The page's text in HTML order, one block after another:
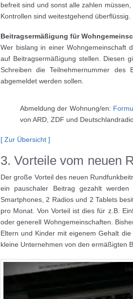
befreit sind und sonst alle zahlen
Kontrollen sind weitestgehend überflüssig.
Beitragsermäßigung für
Wer bislang in einer Wohngemeinschaft
auf Beitragsermäßigung stellen. Diesen
Schreiben die Teilnehmernummer
abgemeldet werden sollen.
Abmeldung der Wohnung/en:
von ARD, ZDF und
[ Zur Übersicht ]
3. Vorteile vom neuen
Der große Vorteil des neuen
ein pauschaler Beitrag gezahlt
Smartphones, 2 Radios und 2 Tablets
pro Monat. Von Vorteil ist dies für z.B.
oder generell Wohngemeinschaften.
Eltern und Kinder mit eigenem Gehalt
kleine Unternehmen von den ermäßigten